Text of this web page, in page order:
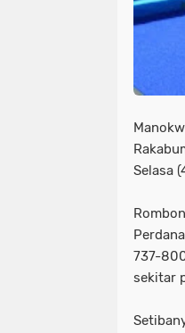
Selasa
737-
sekitar